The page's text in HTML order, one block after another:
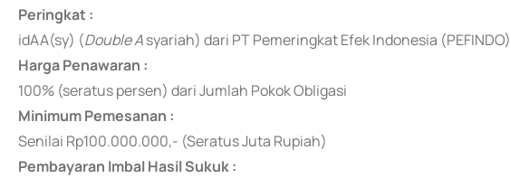
Peringkat :
idAA(sy) (Double Asyariah) dari PT Pemeringkat Efek Indonesia (PEFINDO)
Harga Penawaran :
100% (seratus persen) dari Jumlah Pokok Obligasi
Minimum Pemesanan :
Senilai Rp100.000.000,- (Seratus Juta Rupiah)
Pembayaran Imbal Hasil Sukuk :